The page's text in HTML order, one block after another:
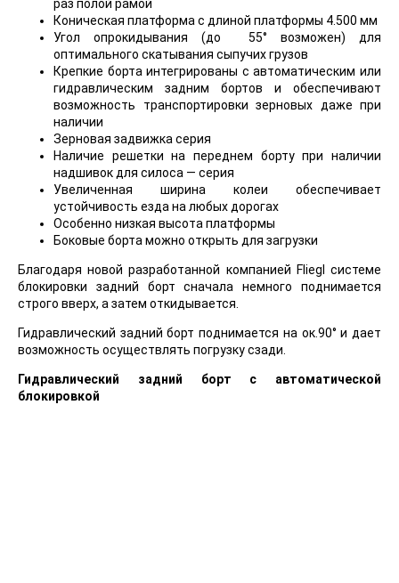
раз полой рамой
Коническая платформа с длиной платформы 4.500 мм
Угол опрокидывания (до 55° возможен) для
оптимального скатывания сыпучих грузов
Крепкие борта интегрированы с автоматическим или
гидравлическим задним бортов и обеспечивают
возможность транспортировки зерновых даже при
наличии
Зерновая задвижка серия
Наличие решетки на переднем борту при наличии
надшивок для силоса — серия
Увеличенная ширина колеи обеспечивает
устойчивость езда на любых дорогах
Особенно низкая высота платформы
Боковые борта можно открыть для загрузки
Благодаря новой разработанной компанией Fliegl системе
блокировки задний борт сначала немного поднимается
строго вверх, а затем откидывается.
Гидравлический задний борт поднимается на ок.90° и дает
возможность осуществлять погрузку сзади.
Гидравлический задний борт с автоматической
блокировкой